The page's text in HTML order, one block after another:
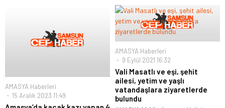
AMASYA Haberleri
15 Aralık 2023 11:49
AMASYA Haberleri
9 Eylül 2021 16:32
Vali Masatlı ve eşi, şehit
ailesi, yetim ve yaşlı
vatandaşlara ziyaretlerde
bulundu